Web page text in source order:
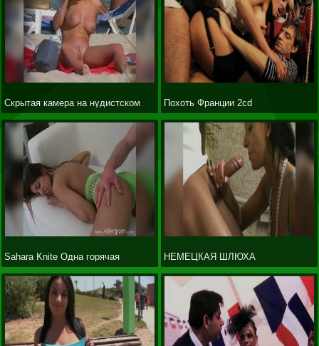
Скрытая камера на нудистском
пляже
Похоть Франции 2cd
Sahara Knite Одна горячая
индийская
НЕМЕЦКАЯ ШЛЮХА